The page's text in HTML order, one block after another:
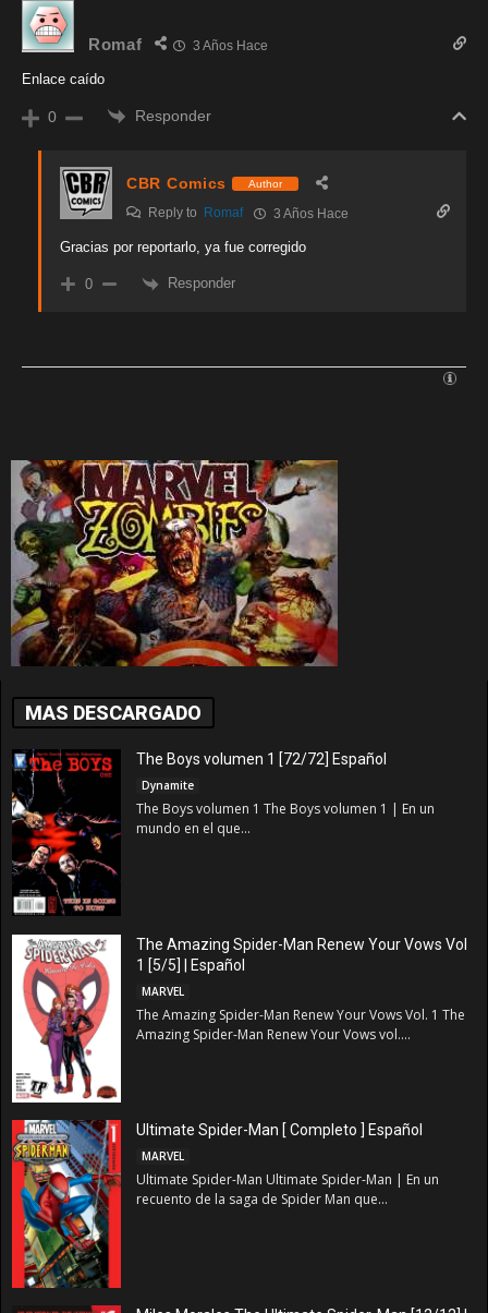
Romaf 3 Años Hace
Enlace caído
0 Responder
CBR Comics Author
Reply to Romaf 3 Años Hace
Gracias por reportarlo, ya fue corregido
0 Responder
MAS DESCARGADO
The Boys volumen 1 [72/72] Español
Dynamite
The Boys volumen 1 The Boys volumen 1 | En un
mundo en el que...
The Amazing Spider-Man Renew Your Vows Vol
1 [5/5] | Español
MARVEL
The Amazing Spider-Man Renew Your Vows Vol. 1 The
Amazing Spider-Man Renew Your Vows vol....
Ultimate Spider-Man [ Completo ] Español
MARVEL
Ultimate Spider-Man Ultimate Spider-Man | En un
recuento de la saga de Spider Man que...